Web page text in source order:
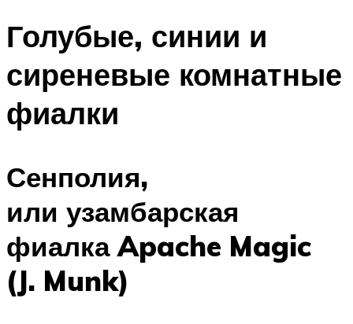
Голубые, синии и
сиреневые комнатные
фиалки
Сенполия,
или узамбарская
фиалка Apache Magic
(J. Munk)